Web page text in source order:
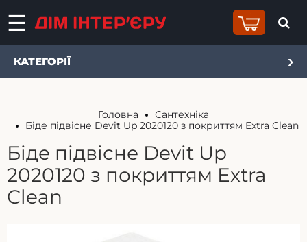
КАТЕГОРІЇ
Головна
Сантехніка
Біде підвісне Devit Up 2020120 з покриттям Extra Clean
Біде підвісне Devit Up
2020120 з покриттям Extra
Clean